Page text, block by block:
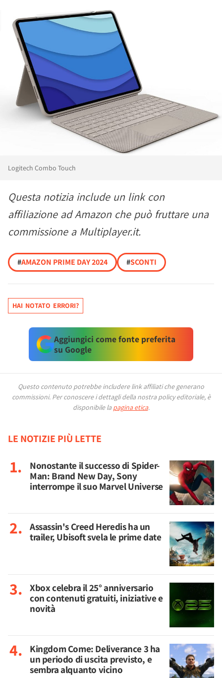
Logitech Combo Touch
Questa notizia include un link con
affiliazione ad Amazon che può fruttare una
commissione a Multiplayer.it.
#AMAZON PRIME DAY 2024 #SCONTI
HAI NOTATO ERRORI?
Aggiungici come fonte preferita
su Google
Questo contenuto potrebbe includere link affiliati che generano
commissioni. Per conoscere i dettagli della nostra policy editoriale, è
disponibile la pagina etica.
LE NOTIZIE PIÙ LETTE
Nonostante il successo di Spider-
Man: Brand New Day, Sony
interrompe il suo Marvel Universe
Assassin's Creed Heredis ha un
trailer, Ubisoft svela le prime date
Xbox celebra il 25° anniversario
con contenuti gratuiti, iniziative e
novità
Kingdom Come: Deliverance 3 ha
un periodo di uscita previsto, e
sembra alquanto vicino